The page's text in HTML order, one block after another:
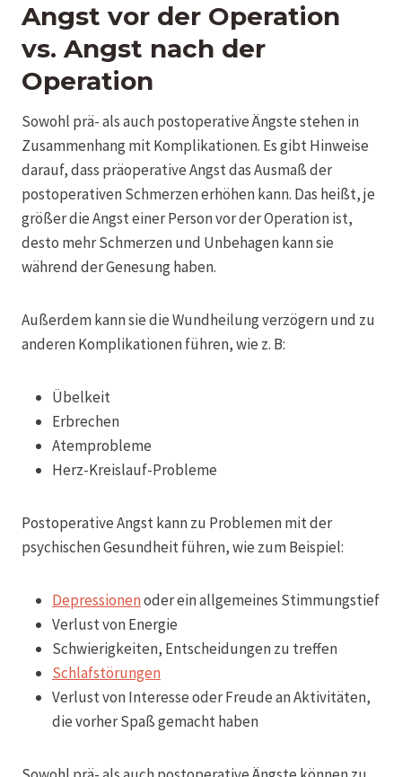
Angst vor der Operation
vs. Angst nach der
Operation
Sowohl prä- als auch postoperative Ängste stehen in
Zusammenhang mit Komplikationen. Es gibt Hinweise
darauf, dass präoperative Angst das Ausmaß der
postoperativen Schmerzen erhöhen kann. Das heißt, je
größer die Angst einer Person vor der Operation ist,
desto mehr Schmerzen und Unbehagen kann sie
während der Genesung haben.
Außerdem kann sie die Wundheilung verzögern und zu
anderen Komplikationen führen, wie z. B:
Übelkeit
Erbrechen
Atemprobleme
Herz-Kreislauf-Probleme
Postoperative Angst kann zu Problemen mit der
psychischen Gesundheit führen, wie zum Beispiel:
Depressionenoder ein allgemeines Stimmungstief
Verlust von Energie
Schwierigkeiten, Entscheidungen zu treffen
Schlafstörungen
Verlust von Interesse oder Freude an Aktivitäten,
die vorher Spaß gemacht haben